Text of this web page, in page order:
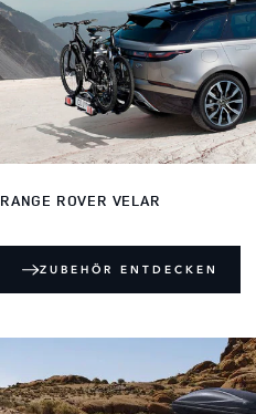
RANGE ROVER VELAR
ZUBEHÖR ENTDECKEN